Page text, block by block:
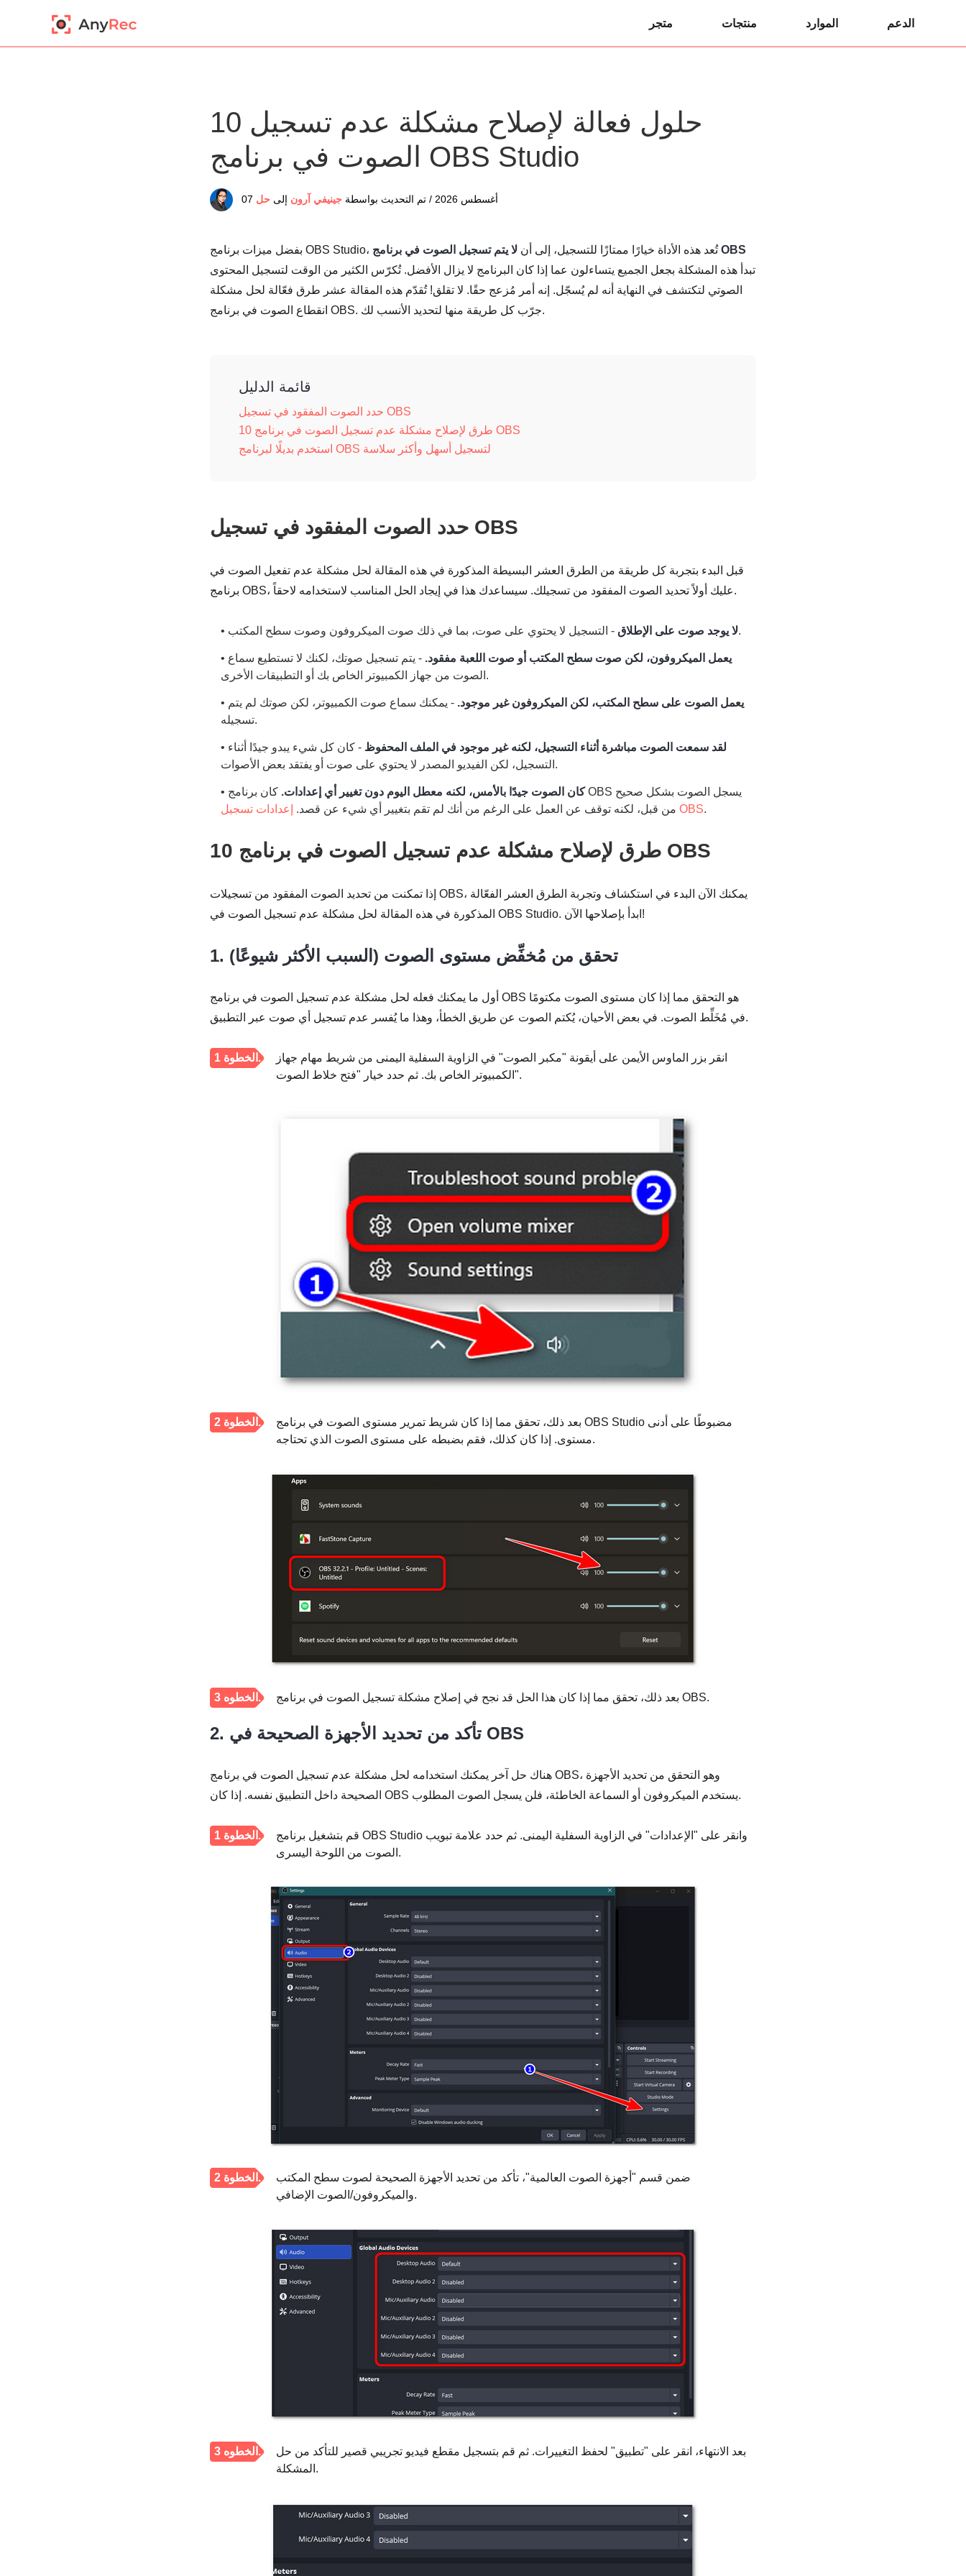
متجر منتجات الموارد الدعم
10 حلول فعالة لإصلاح مشكلة عدم تسجيل
الصوت في برنامج OBS Studio
07 أغسطس 2026 / تم التحديث بواسطة جينيفي آرون إلى حل
بفضل ميزات برنامج OBS Studio، تُعد هذه الأداة خيارًا ممتازًا للتسجيل، إلى أنلا يتم تسجيل الصوت في برنامج OBS
تبدأ هذه المشكلة بجعل الجميع يتساءلون عما إذا كان البرنامج لا يزال الأفضل. تُكرّس الكثير من الوقت لتسجيل المحتوى
الصوتي لتكتشف في النهاية أنه لم يُسجّل. إنه أمر مُزعج حقًا. لا تقلق! تُقدّم هذه المقالة عشر طرق فعّالة لحل مشكلة
انقطاع الصوت في برنامج OBS. جرّب كل طريقة منها لتحديد الأنسب لك.
قائمة الدليل
حدد الصوت المفقود في تسجيل OBS
10 طرق لإصلاح مشكلة عدم تسجيل الصوت في برنامج OBS
استخدم بديلًا لبرنامج OBS لتسجيل أسهل وأكثر سلاسة
حدد الصوت المفقود في تسجيل OBS
قبل البدء بتجربة كل طريقة من الطرق العشر البسيطة المذكورة في هذه المقالة لحل مشكلة عدم تفعيل الصوت في
برنامج OBS، عليك أولاً تحديد الصوت المفقود من تسجيلك. سيساعدك هذا في إيجاد الحل المناسب لاستخدامه لاحقاً.
• لا يوجد صوت على الإطلاق- التسجيل لا يحتوي على صوت، بما في ذلك صوت الميكروفون وصوت سطح المكتب.
• يعمل الميكروفون، لكن صوت سطح المكتب أو صوت اللعبة مفقود. - يتم تسجيل صوتك، لكنك لا تستطيع سماع
الصوت من جهاز الكمبيوتر الخاص بك أو التطبيقات الأخرى.
• يعمل الصوت على سطح المكتب، لكن الميكروفون غير موجود. - يمكنك سماع صوت الكمبيوتر، لكن صوتك لم يتم
تسجيله.
• لقد سمعت الصوت مباشرة أثناء التسجيل، لكنه غير موجود في الملف المحفوظ - كان كل شيء يبدو جيدًا أثناء
التسجيل، لكن الفيديو المصدر لا يحتوي على صوت أو يفتقد بعض الأصوات.
• كان الصوت جيدًا بالأمس، لكنه معطل اليوم دون تغيير أي إعدادات. كان برنامج OBS يسجل الصوت بشكل صحيح
من قبل، لكنه توقف عن العمل على الرغم من أنك لم تقم بتغيير أي شيء عن قصد. إعدادات تسجيل OBS.
10 طرق لإصلاح مشكلة عدم تسجيل الصوت في برنامج OBS
إذا تمكنت من تحديد الصوت المفقود من تسجيلات OBS، يمكنك الآن البدء في استكشاف وتجربة الطرق العشر الفعّالة
المذكورة في هذه المقالة لحل مشكلة عدم تسجيل الصوت في OBS Studio. ابدأ بإصلاحها الآن!
1. تحقق من مُخفِّض مستوى الصوت (السبب الأكثر شيوعًا)
أول ما يمكنك فعله لحل مشكلة عدم تسجيل الصوت في برنامج OBS هو التحقق مما إذا كان مستوى الصوت مكتومًا
في مُخَلِّط الصوت. في بعض الأحيان، يُكتم الصوت عن طريق الخطأ، وهذا ما يُفسر عدم تسجيل أي صوت عبر التطبيق.
الخطوة 1.
انقر بزر الماوس الأيمن على أيقونة "مكبر الصوت" في الزاوية السفلية اليمنى من شريط مهام جهاز
الكمبيوتر الخاص بك. ثم حدد خيار "فتح خلاط الصوت".
الخطوة 2.
بعد ذلك، تحقق مما إذا كان شريط تمرير مستوى الصوت في برنامج OBS Studio مضبوطًا على أدنى
مستوى. إذا كان كذلك، فقم بضبطه على مستوى الصوت الذي تحتاجه.
الخطوه 3. بعد ذلك، تحقق مما إذا كان هذا الحل قد نجح في إصلاح مشكلة تسجيل الصوت في برنامج OBS.
2. تأكد من تحديد الأجهزة الصحيحة في OBS
هناك حل آخر يمكنك استخدامه لحل مشكلة عدم تسجيل الصوت في برنامج OBS، وهو التحقق من تحديد الأجهزة
الصحيحة داخل التطبيق نفسه. إذا كان OBS يستخدم الميكروفون أو السماعة الخاطئة، فلن يسجل الصوت المطلوب.
الخطوة 1.
قم بتشغيل برنامج OBS Studio وانقر على "الإعدادات" في الزاوية السفلية اليمنى. ثم حدد علامة تبويب
الصوت من اللوحة اليسرى.
الخطوة 2.
ضمن قسم "أجهزة الصوت العالمية"، تأكد من تحديد الأجهزة الصحيحة لصوت سطح المكتب
والميكروفون/الصوت الإضافي.
الخطوه 3.
بعد الانتهاء، انقر على "تطبيق" لحفظ التغييرات. ثم قم بتسجيل مقطع فيديو تجريبي قصير للتأكد من حل
المشكلة.